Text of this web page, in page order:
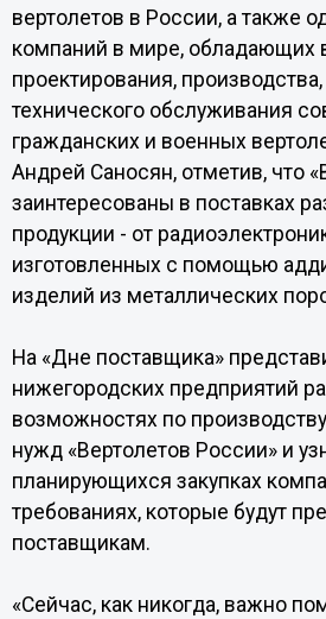
вертолетов в России, а также
компаний в мире, обладающих
проектирования,
технического обслуживания
гражданских и военных
Андрей Саносян, отметив, что
заинтересованы в поставках
продукции - от
изготовленных с помощью
изделий из металлических
На «Дне поставщика»
нижегородских предприятий
возможностях по
нужд «Вертолетов России» и
планирующихся закупках
требованиях, которые будут
поставщикам.
«Сейчас, как никогда, важно